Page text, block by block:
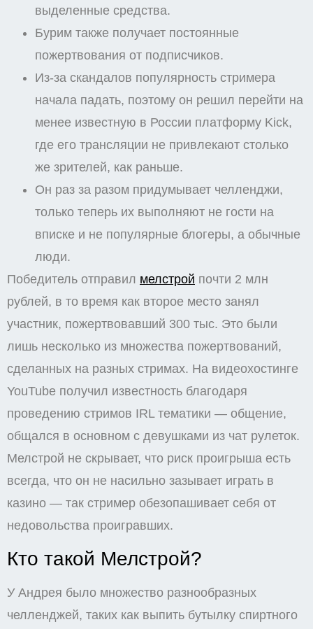
выделенные средства.
Бурим также получает постоянные
пожертвования от подписчиков.
Из-за скандалов популярность стримера
начала падать, поэтому он решил перейти на
менее известную в России платформу Kick,
где его трансляции не привлекают столько
же зрителей, как раньше.
Он раз за разом придумывает челленджи,
только теперь их выполняют не гости на
вписке и не популярные блогеры, а обычные
люди.
Победитель отправил мелстрой почти 2 млн
рублей, в то время как второе место занял
участник, пожертвовавший 300 тыс. Это были
лишь несколько из множества пожертвований,
сделанных на разных стримах. На видеохостинге
YouTube получил известность благодаря
проведению стримов IRL тематики — общение,
общался в основном с девушками из чат рулеток.
Мелстрой не скрывает, что риск проигрыша есть
всегда, что он не насильно зазывает играть в
казино — так стример обезопашивает себя от
недовольства проигравших.
Кто такой Мелстрой?
У Андрея было множество разнообразных
челленджей, таких как выпить бутылку спиртного